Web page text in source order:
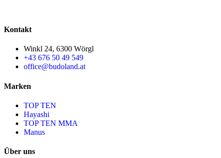
Kontakt
Winkl 24, 6300 Wörgl
+43 676 50 49 549
office@budoland.at
Marken
TOP TEN
Hayashi
TOP TEN MMA
Manus
Über uns